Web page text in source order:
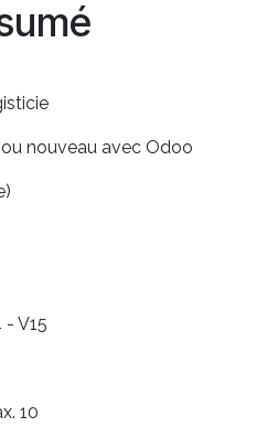
nouveau avec Odoo
- V15
10